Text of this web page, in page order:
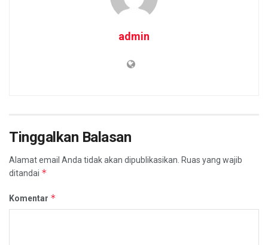
admin
Tinggalkan Balasan
Alamat email Anda tidak akan dipublikasikan. Ruas yang wajib
ditandai *
Komentar *